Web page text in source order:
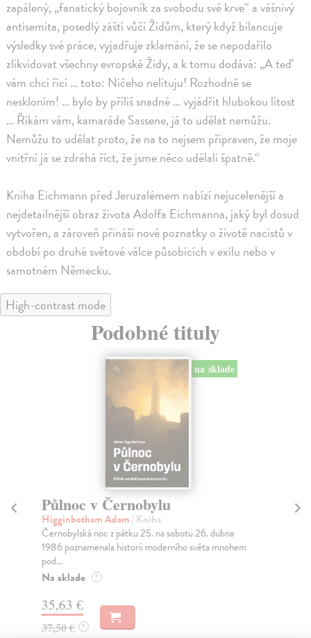
zapálený, „fanatický bojovník za svobodu své krve“ a vášnivý
antisemita, posedlý záští vůči Židům, který když bilancuje
výsledky své práce, vyjadřuje zklamání, že se nepodařilo
zlikvidovat všechny evropské Židy, a k tomu dodává: „A teď
vám chci říci … toto: Ničeho nelituju! Rozhodně se
neskloním! … bylo by příliš snadné … vyjádřit hlubokou lítost
… Říkám vám, kamaráde Sassene, já to udělat nemůžu.
Nemůžu to udělat proto, že na to nejsem připraven, že moje
vnitřní já se zdráhá říct, že jsme něco udělali špatně.“
Kniha Eichmann před Jeruzalémem nabízí nejucelenější a
nejdetailnější obraz života Adolfa Eichmanna, jaký byl dosud
vytvořen, a zároveň přináší nové poznatky o životě nacistů v
období po druhé světové válce působících v exilu nebo v
samotném Německu.
High-contrast mode
Podobné tituly
na sklade
Půlnoc v Černobylu
Higginbotham Adam | Kniha
Černobylská noc z pátku 25. na sobotu 26. dubna
1986 poznamenala historii moderního světa mnohem
pod...
Na sklade ?
35,63 €
37,50 € ?